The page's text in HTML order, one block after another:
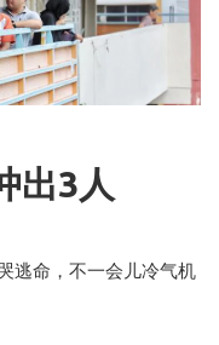
出3人
逃命，不一会儿冷气机